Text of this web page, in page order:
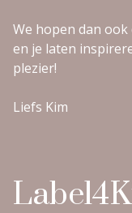
We hopen dan
en je laten
plezier!
Liefs Kim